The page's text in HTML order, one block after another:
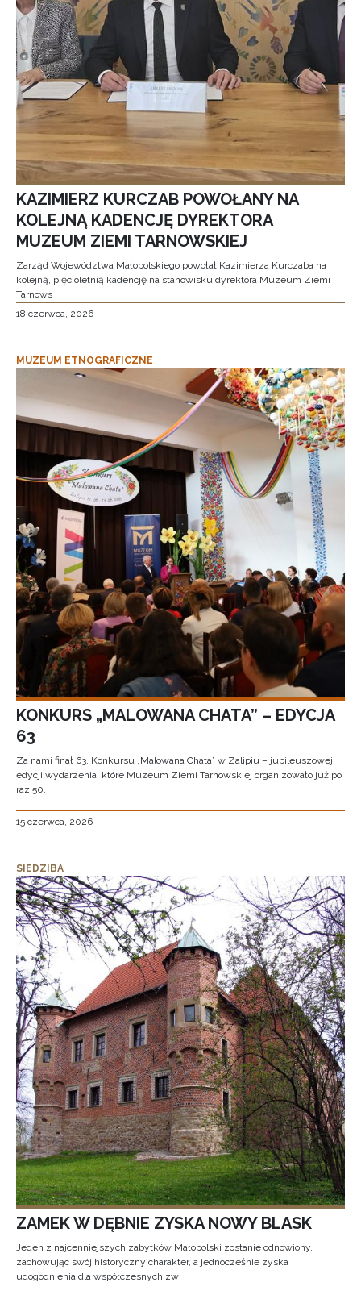
KAZIMIERZ KURCZAB POWOŁANY NA
KOLEJNĄ KADENCJĘ DYREKTORA
MUZEUM ZIEMI TARNOWSKIEJ
Zarząd Województwa Małopolskiego powołał Kazimierza Kurczaba na
kolejną, pięcioletnią kadencję na stanowisku dyrektora Muzeum Ziemi
Tarnows
18 czerwca, 2026
MUZEUM ETNOGRAFICZNE
KONKURS „MALOWANA CHATA” – EDYCJA
63
Za nami finał 63. Konkursu „Malowana Chata” w Zalipiu – jubileuszowej
edycji wydarzenia, które Muzeum Ziemi Tarnowskiej organizowało już po
raz 50.
15 czerwca, 2026
SIEDZIBA
ZAMEK W DĘBNIE ZYSKA NOWY BLASK
Jeden z najcenniejszych zabytków Małopolski zostanie odnowiony,
zachowując swój historyczny charakter, a jednocześnie zyska
udogodnienia dla współczesnych zw